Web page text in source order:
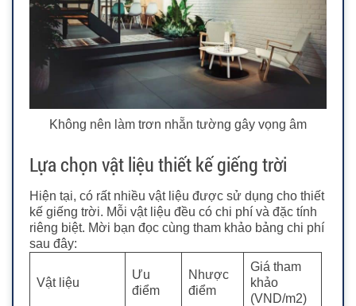
Không nên làm trơn nhẵn tường gây vọng âm
Lựa chọn vật liệu thiết kế giếng trời
Hiện tại, có rất nhiều vật liệu được sử dụng cho thiết
kế giếng trời. Mỗi vật liệu đều có chi phí và đặc tính
riêng biệt. Mời bạn đọc cùng tham khảo bảng chi phí
sau đây:
Vật liệu
Ưu
điểm
Nhược
điểm
Giá tham
khảo
(VND/m2)